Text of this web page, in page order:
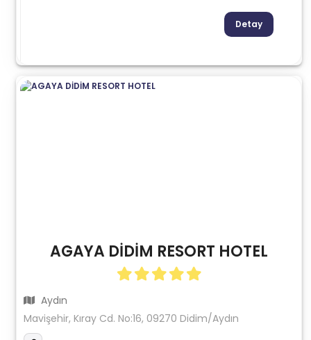
Detay
AGAYA DİDİM RESORT HOTEL
Aydın
Mavişehir, Kıray Cd. No:16, 09270 Didim/Aydın